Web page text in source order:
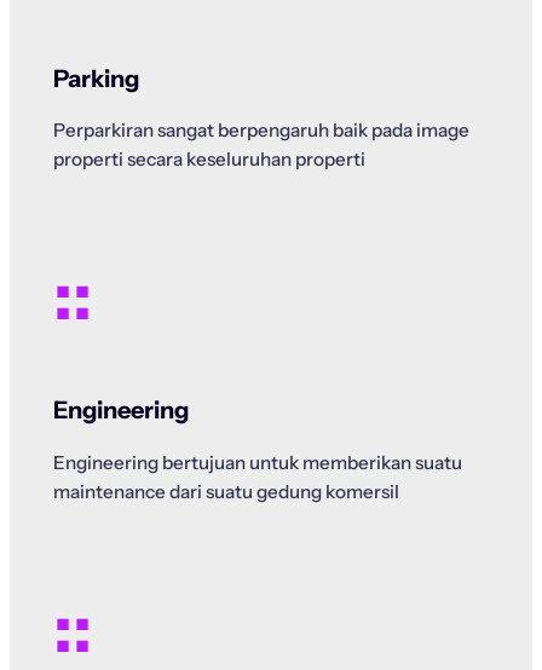
Parking
Perparkiran sangat berpengaruh baik pada image
properti secara keseluruhan properti
::
Engineering
Engineering bertujuan untuk memberikan suatu
maintenance dari suatu gedung komersil
::